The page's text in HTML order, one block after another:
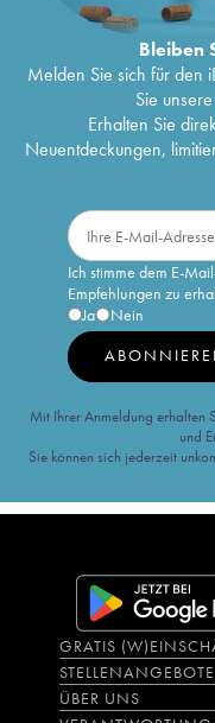
Bleiben
Melden Sie sich für den
Sie
Erhalten Sie
Neuentdeckungen,
Ich stimme dem E-
Empfehlungen zu
Ja
Nein
Mit Ihrer Anmeldung erhalten
und
Sie können sich jederzeit
GRATIS
STELLENANGEBOTE
ÜBER UNS